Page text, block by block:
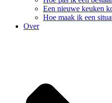
Een nieuwe keuken
Hoe maak ik een
Over